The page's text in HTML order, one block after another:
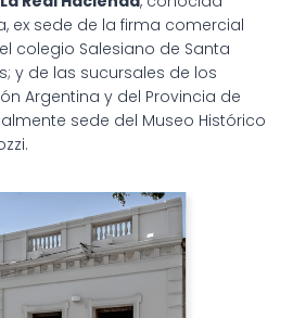
ex sede de la firma comercial
colegio Salesiano de Santa
y de las sucursales de los
Argentina y del Provincia de
sede del Museo Histórico